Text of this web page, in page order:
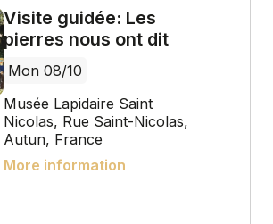
Visite guidée: Les
pierres nous ont dit
Mon 08/10
Musée Lapidaire Saint
Nicolas, Rue Saint-Nicolas,
Autun, France
More information